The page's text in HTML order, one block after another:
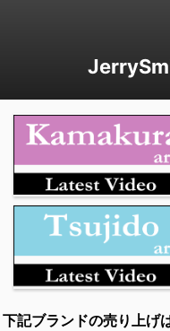
下記ブランドの売り上